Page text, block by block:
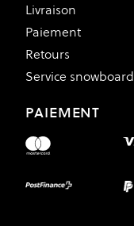
Livraison
Paiement
Retours
Service snowboard
PAIEMENT